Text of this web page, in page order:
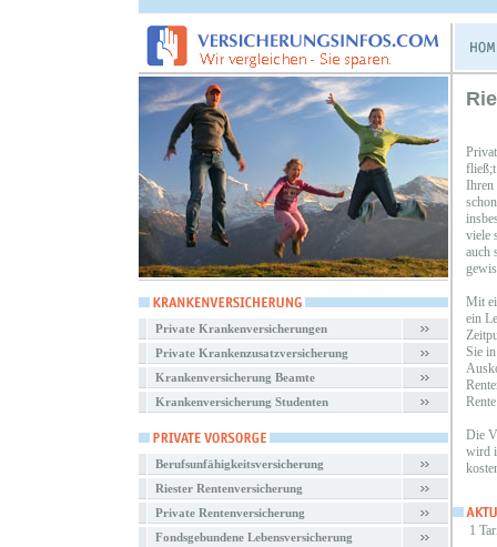
Private Krankenversicherungen
Private Krankenzusatzversicherung
Krankenversicherung Beamte
Krankenversicherung Studenten
Berufsunfähigkeitsversicherung
Riester Rentenversicherung
Private Rentenversicherung
Fondsgebundene Lebensversicherung
fließ;t
Ihren
viele
auch
Mit
ein
Sie
Die
wird
1